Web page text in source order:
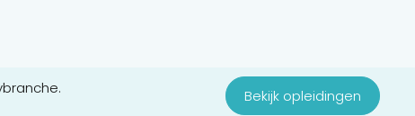
Bekijk opleidingen